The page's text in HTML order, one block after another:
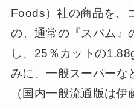
Foods）社の商品を、
の。通常の『スパム』
し、25％カットの
みに、一般スーパーな
（国内一般流通版は伊